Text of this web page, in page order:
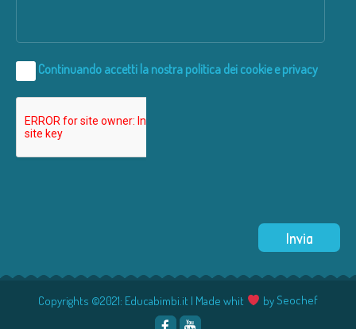
Continuando accetti la nostra politica dei cookie e privacy
Copyrights ©2021: Educabimbi.it | Made whit by Seochef